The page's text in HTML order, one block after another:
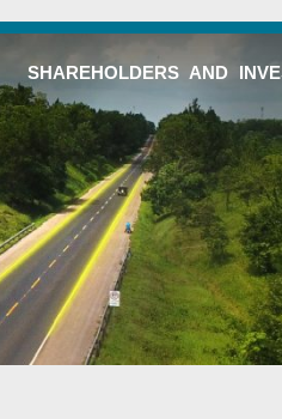
SHAREHOLDERS AND